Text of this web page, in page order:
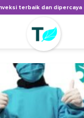
terbaik dan dipercaya